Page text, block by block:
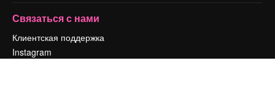
Связаться с нами
Клиентская поддержка
Instagram